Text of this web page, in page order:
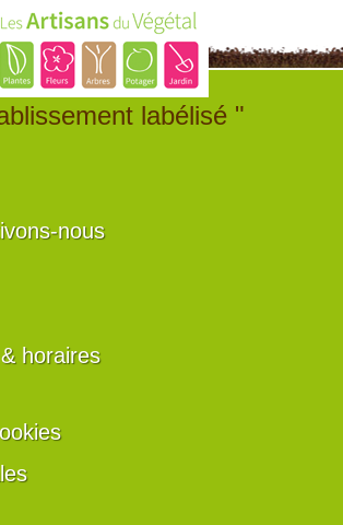
labélisé "
nous
horaires